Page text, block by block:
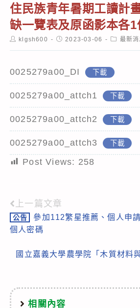
住民族青年暑期工讀計
缺一覽表及原函影本各1
Postklgsh600
Post2023-03-06
Post最新消
0025279a00_DI 下載
0025279a00_attch1 下載
0025279a00_attch2 下載
0025279a00_attch3 下載
Post Views: 258
Read
more
上一篇文章
公告
參加112繁星推薦、個人申
個人密碼
國立嘉義大學農學院「木質材料
相關內容